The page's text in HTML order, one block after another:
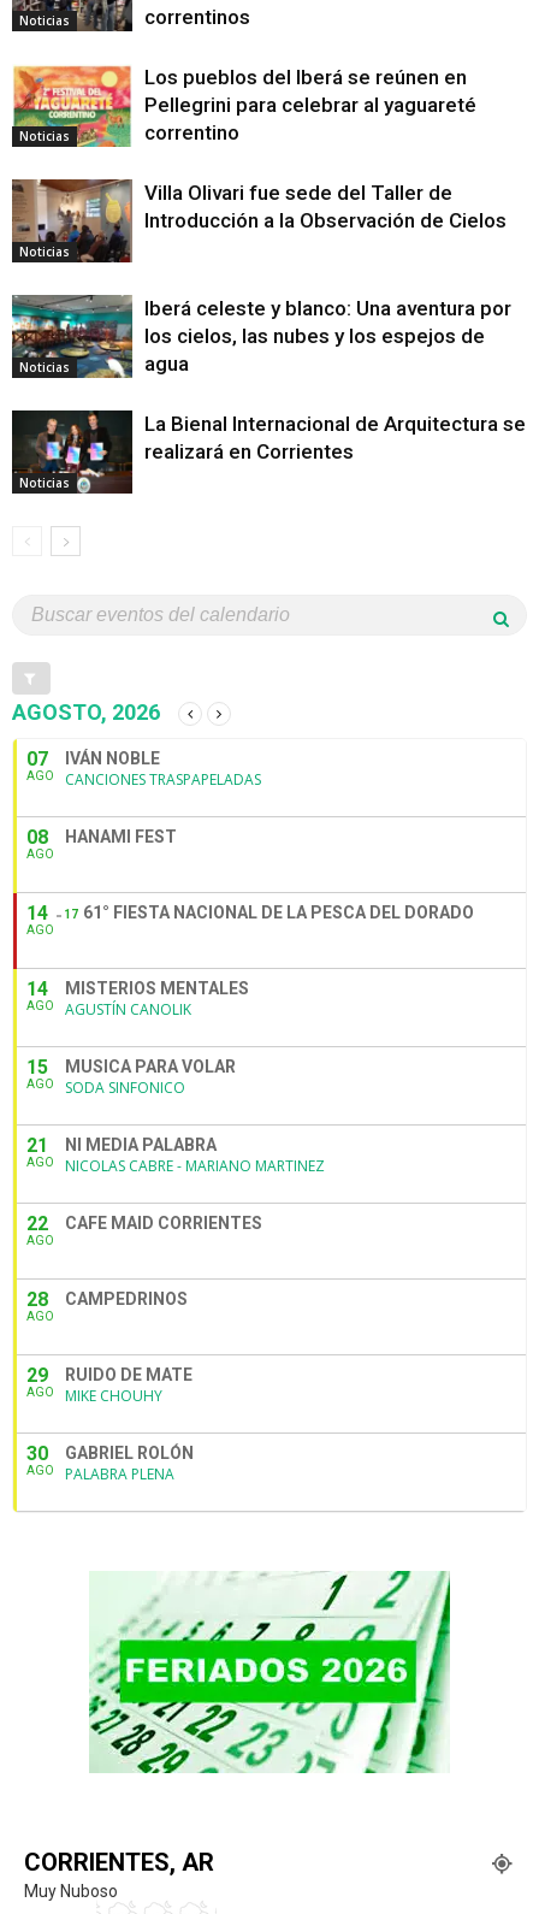
Noticias
correntinos
Noticias
Los pueblos del Iberá se reúnen en
Pellegrini para celebrar al yaguareté
correntino
Noticias
Villa Olivari fue sede del Taller de
Introducción a la Observación de Cielos
Noticias
Iberá celeste y blanco: Una aventura por
los cielos, las nubes y los espejos de
agua
Noticias
La Bienal Internacional de Arquitectura se
realizará en Corrientes
AGOSTO, 2026
07
AGO
IVÁN NOBLE
CANCIONES TRASPAPELADAS
08
AGO
HANAMI FEST
14
AGO
17 61° FIESTA NACIONAL DE LA PESCA DEL DORADO
14
AGO
MISTERIOS MENTALES
AGUSTÍN CANOLIK
15
AGO
MUSICA PARA VOLAR
SODA SINFONICO
21
AGO
NI MEDIA PALABRA
NICOLAS CABRE - MARIANO MARTINEZ
22
AGO
CAFE MAID CORRIENTES
28
AGO
CAMPEDRINOS
29
AGO
RUIDO DE MATE
MIKE CHOUHY
30
AGO
GABRIEL ROLÓN
PALABRA PLENA
CORRIENTES, AR
Muy Nuboso